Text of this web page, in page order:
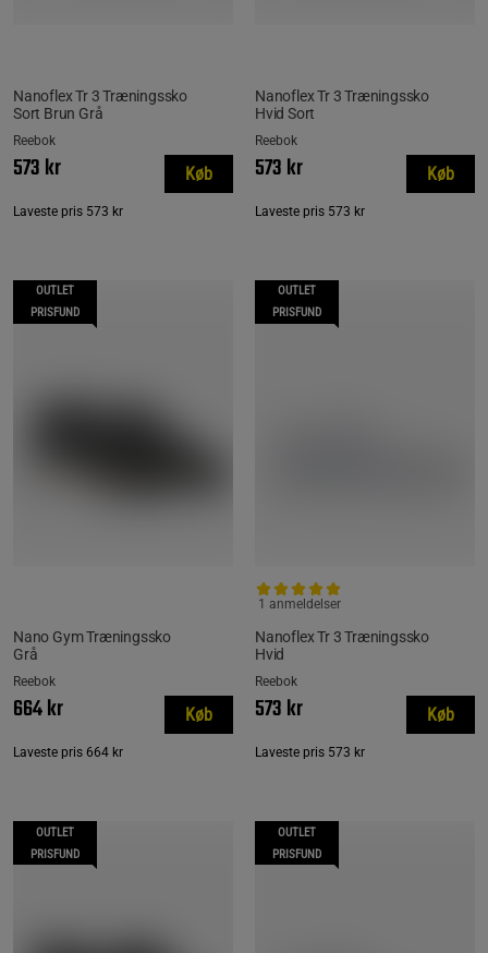
Nanoflex Tr 3 Træningssko
Sort Brun Grå
Reebok
573 kr
Laveste pris 573 kr
Køb
Nanoflex Tr 3 Træningssko
Hvid Sort
Reebok
573 kr
Laveste pris 573 kr
Køb
OUTLET
PRISFUND
Nano Gym Træningssko
Grå
Reebok
664 kr
Laveste pris 664 kr
Køb
OUTLET
PRISFUND
Nanoflex Tr 3 Træningssko
Hvid
1 anmeldelser
Reebok
573 kr
Laveste pris 573 kr
Køb
OUTLET
PRISFUND
OUTLET
PRISFUND